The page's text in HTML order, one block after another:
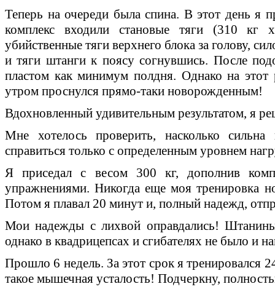
Теперь на очереди была спина. В этот день я
комплекс входили становые тяги (310 кг
убийственные тяги верхнего блока за голову,
и тяги штанги к поясу согнувшись. После
пластом как минимум полдня. Однако на
утром проснулся прямо-таки новорожденным!
Вдохновленный удивительным результатом, я
Мне хотелось проверить, насколько
справиться только с определенным уровнем
Я приседал с весом 300 кг, дополнив
упражнениями. Никогда еще моя тренировка
Потом я плавал 20 минут и, полный надежд,
Мои надежды с лихвой оправдались!
однако в квадрицепсах и сгибателях не было и
Прошло 6 недель. За этот срок я тренировался
такое мышечная усталость! Подчеркну,